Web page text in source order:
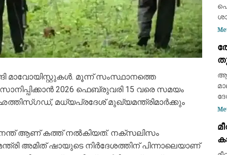
മാവോയിസ്റ്റുകൾ. മൂന്ന് സംസ്ഥാനത്തെ
2026 ഫെബ്രുവരി 15 വരെ സമയം
ഛത്തിസ്ഗഡ്, മധ്യപ്രദേശ് മുഖ്യമന്ത്രിമാർക്കും
ആണ് കത്ത് നൽകിയത്. നക്‌സലിസം
അമിത് ഷായുടെ നിർദേശത്തിന് പിന്നാലെയാണ്